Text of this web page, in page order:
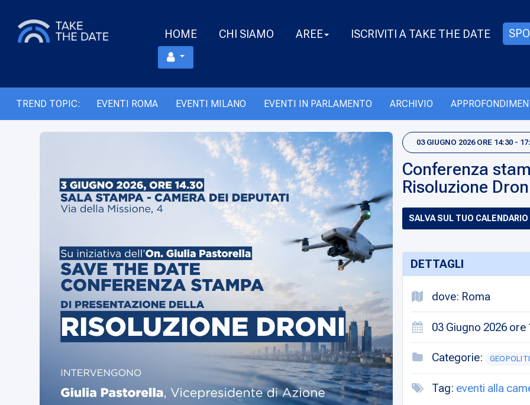
HOME CHI SIAMO AREE ISCRIVITI A TAKE THE DATE
TREND TOPIC: EVENTI ROMA EVENTI MILANO EVENTI IN PARLAMENTO ARCHIVIO
03 GIUGNO 2026 ORE 14:30 -
Conferenza
Risoluzione
SALVA SUL TUO CALENDARIO
DETTAGLI
dove: Roma
03 Giugno 2026 ore
Categorie:
Tag: eventi alla